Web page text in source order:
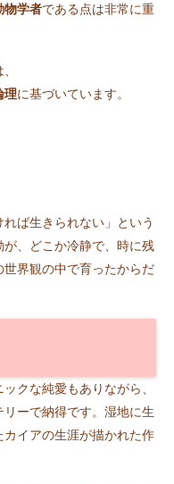
物学者である点は非常に重
理に基づいています。
ば生きられない」という
、どこか冷静で、時に残
界観の中で育ったからだ
クな純愛もありながら、
ーで納得です。湿地に生
イアの生涯が描かれた作